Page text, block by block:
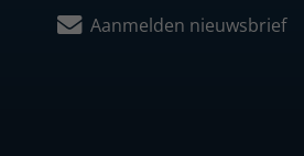
Aanmelden nieuwsbrief